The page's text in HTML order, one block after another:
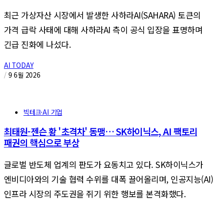
최근 가상자산 시장에서 발생한 사하라AI(SAHARA) 토큰의
가격 급락 사태에 대해 사하라AI 측이 공식 입장을 표명하며
긴급 진화에 나섰다.
AI TODAY
/ 9 6월 2026
빅테크·AI 기업
최태원-젠슨 황 '초격차' 동맹… SK하이닉스, AI 팩토리
패권의 핵심으로 부상
글로벌 반도체 업계의 판도가 요동치고 있다. SK하이닉스가
엔비디아와의 기술 협력 수위를 대폭 끌어올리며, 인공지능(AI)
인프라 시장의 주도권을 쥐기 위한 행보를 본격화했다.